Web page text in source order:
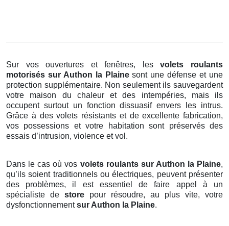
Sur vos ouvertures et fenêtres, lesvolets roulants
motorisés sur Authon la Plainesont une défense et une
protection supplémentaire. Non seulement ils sauvegardent
votre maison du chaleur et des intempéries, mais ils
occupent surtout un fonction dissuasif envers les intrus.
Grâce à des volets résistants et de excellente fabrication,
vos possessions et votre habitation sont préservés des
essais d’intrusion, violence et vol.
Dans le cas où vos volets roulants sur Authon la Plaine,
qu’ils soient traditionnels ou électriques, peuvent présenter
des problèmes, il est essentiel de faire appel à un
spécialiste de store pour résoudre, au plus vite, votre
dysfonctionnementsur Authon la Plaine.